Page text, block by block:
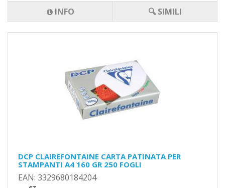
INFO 🔍 SIMILI
DCP CLAIREFONTAINE CARTA PATINATA PER
STAMPANTI A4 160 GR 250 FOGLI
EAN: 3329680184204